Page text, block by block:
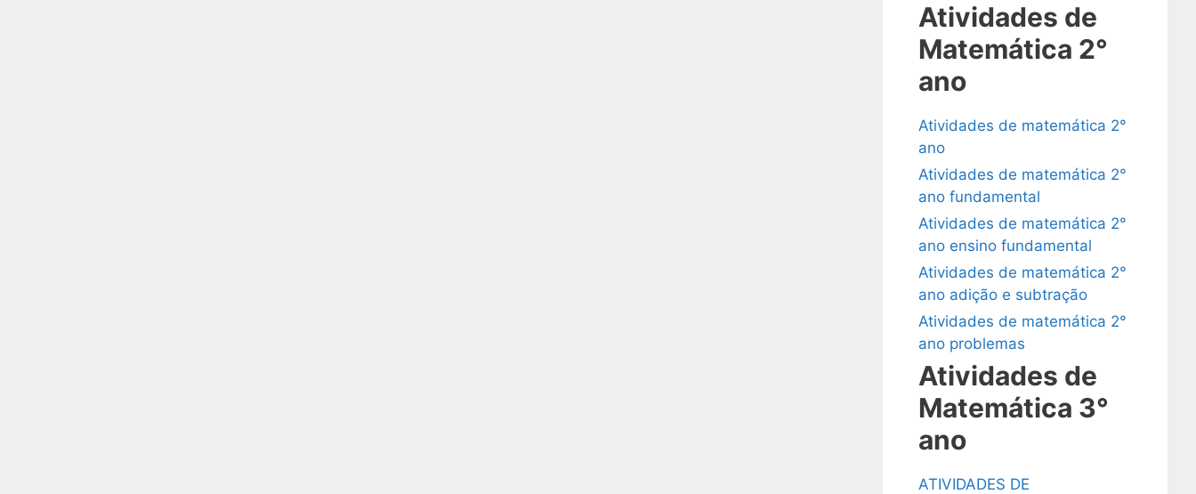
Atividades de
Matemática 2°
ano
Atividades de matemática 2°
ano
Atividades de matemática 2°
ano fundamental
Atividades de matemática 2°
ano ensino fundamental
Atividades de matemática 2°
ano adição e subtração
Atividades de matemática 2°
ano problemas
Atividades de
Matemática 3°
ano
ATIVIDADES DE